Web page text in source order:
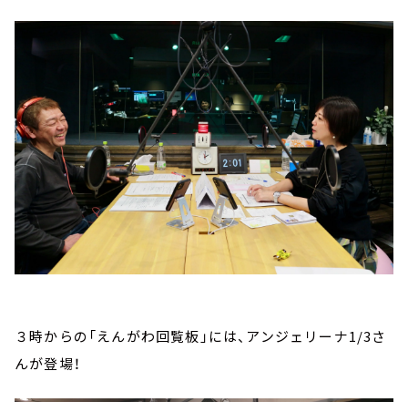
３時からの「えんがわ回覧板」には、アンジェリーナ1/3さ
んが登場！